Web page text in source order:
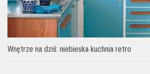
Wnętrze na dziś: niebieska kuchnia retro